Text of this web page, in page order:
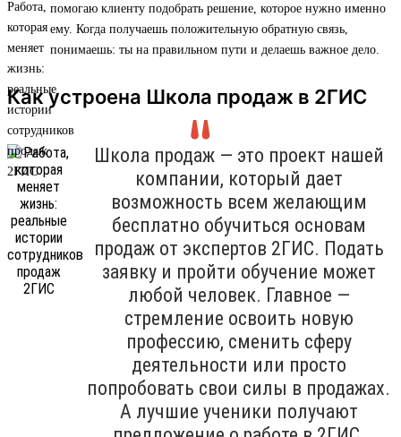
помогаю клиенту подобрать решение, которое нужно именно
ему. Когда получаешь положительную обратную связь,
понимаешь: ты на правильном пути и делаешь важное дело.
Как устроена Школа продаж в 2ГИС
Школа продаж — это проект нашей
компании, который дает
возможность всем желающим
бесплатно обучиться основам
продаж от экспертов 2ГИС. Подать
заявку и пройти обучение может
любой человек. Главное —
стремление освоить новую
профессию, сменить сферу
деятельности или просто
попробовать свои силы в продажах.
А лучшие ученики получают